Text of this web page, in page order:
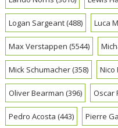
Logan Sargeant(488) Luca
Max Verstappen (5544)
Mick Schumacher(358) Nico
Oliver Bearman (396) Oscar
Pedro Acosta (443) Pierre